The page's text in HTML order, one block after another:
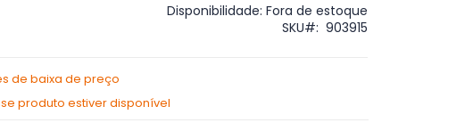
Disponibilidade: Fora de estoque
SKU
903915
de baixa de preço
produto estiver disponível